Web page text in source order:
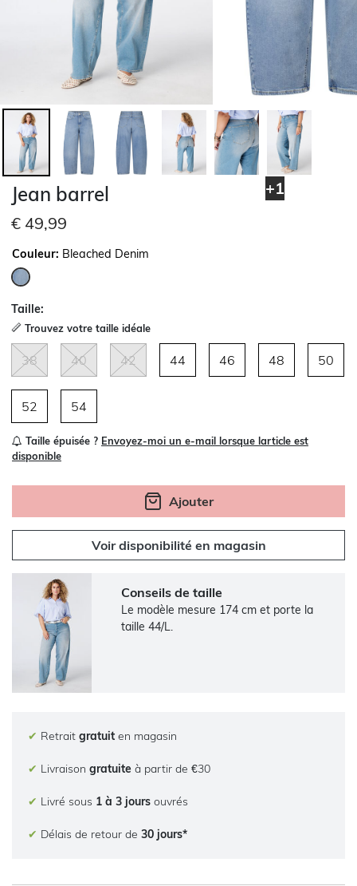
+1
Jean barrel
€ 49,99
Couleur: Bleached Denim
Taille:
Trouvez votre taille idéale
38 40 42 44 46 48 50
52 54
Taille épuisée ? Envoyez-moi un e-mail lorsque larticle est
disponible
Ajouter
Voir disponibilité en magasin
Conseils de taille
Le modèle mesure 174 cm et porte la
taille 44/L.
✔ Retrait gratuit en magasin
✔ Livraison gratuite à partir de €30
✔ Livré sous 1 à 3 jours ouvrés
✔ Délais de retour de 30 jours*